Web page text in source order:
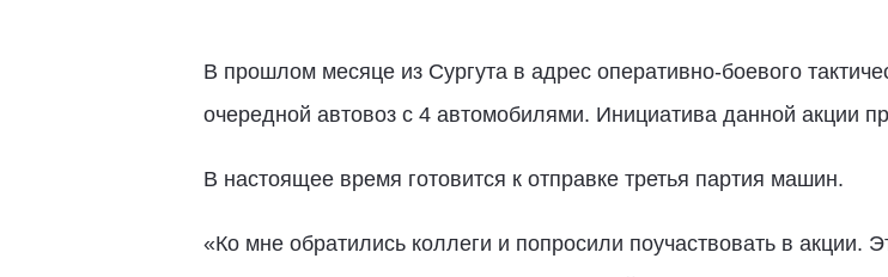
В прошлом месяце из Сургута в адрес оперативно-боевого
очередной автовоз с 4 автомобилями. Инициатива данной акции
В настоящее время готовится к отправке третья партия машин.
«Ко мне обратились коллеги и попросили поучаствовать в